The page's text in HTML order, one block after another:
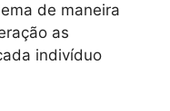
de maneira
as
indivíduo